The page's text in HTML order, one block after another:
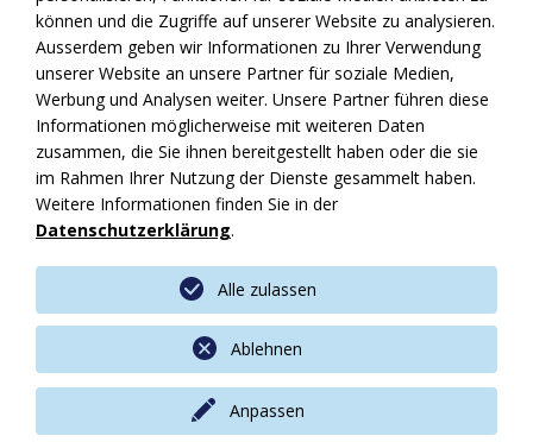
Themenplanung
Anzeigen
Verlag
Abonnement
Fakten
Kontakte
News
Meine Artikel
Datenschutz
Sitemap
© 2026 by AM Suisse created by Quantum Digital
können und die Zugriffe auf unserer Website zu analysieren.
Ausserdem geben wir Informationen zu Ihrer Verwendung
unserer Website an unsere Partner für soziale Medien,
Werbung und Analysen weiter. Unsere Partner führen diese
Informationen möglicherweise mit weiteren Daten
zusammen, die Sie ihnen bereitgestellt haben oder die sie
im Rahmen Ihrer Nutzung der Dienste gesammelt haben.
Weitere Informationen finden Sie in der
Datenschutzerklärung.
Anpassen
Ablehnen
Alle zulassen